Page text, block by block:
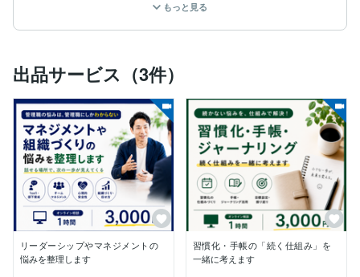
自分の習慣や働き方を変えたいと思っている方も、
こうした壁にぶつかることはよくあります。
原因です。
■私が大切にしていること
答えを押し付けるのではなく、一緒に考えて整理し、あ
なた自身が「次の一歩」を見つけられる状態をつくるこ
とです。
考える → 整える → 行動する
この流れを、対話を通じて一緒に歩みます。
もっと見る
出品サービス（3件）
リーダーシップやマネジメントの
悩みを整理します
習慣化・手帳の「続く仕組み」を
一緒に考えます